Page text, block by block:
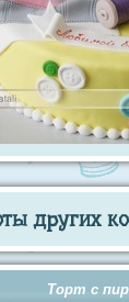
других
Торт с